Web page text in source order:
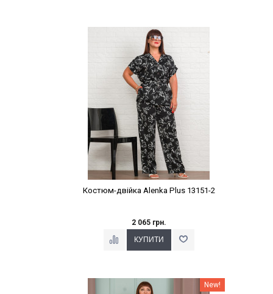
Наклейки Варіант з %
Костюм-двійка Alenka Plus 13151-2
2 065 грн.
Наклейки Варіант з % New!